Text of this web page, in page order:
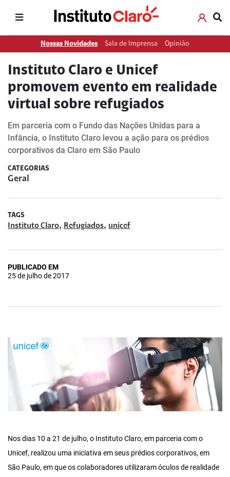
Nossas Novidades Sala de Imprensa Opinião
Instituto Claro e Unicef
promovem evento em realidade
virtual sobre refugiados
Em parceria com o Fundo das Nações Unidas para a
Infância, o Instituto Claro levou a ação para os prédios
corporativos da Claro em São Paulo
CATEGORIAS
Geral
TAGS
Instituto Claro, Refugiados, unicef
PUBLICADO EM
25 de julho de 2017
Nos dias 10 a 21 de julho, o Instituto Claro, em parceria com o
Unicef, realizou uma iniciativa em seus prédios corporativos, em
São Paulo, em que os colaboradores utilizaram óculos de realidade